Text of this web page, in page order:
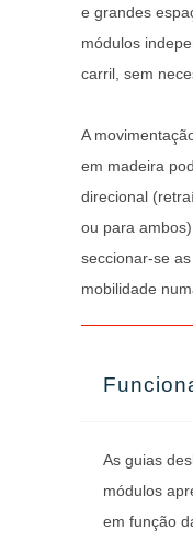
e grandes
módulos
carril, sem
A
em madeira
direcional
ou para
seccionar-se
mobilidade
As guias
módulos
em função